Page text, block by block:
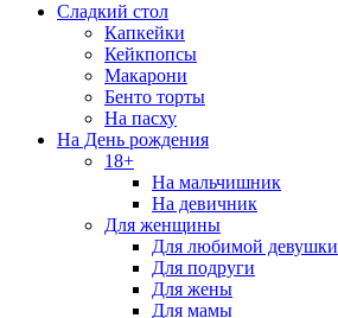
Сладкий стол
Капкейки
Кейкпопсы
Макарони
Бенто торты
На пасху
На День рождения
18+
На мальчишник
На девичник
Для женщины
Для любимой девушки
Для подруги
Для жены
Для мамы